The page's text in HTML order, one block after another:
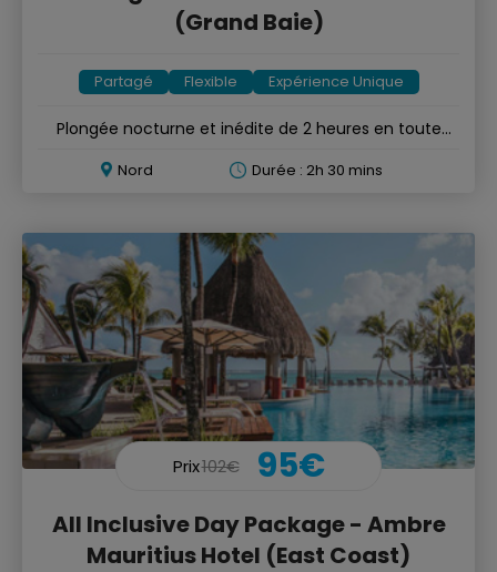
(Grand Baie)
Partagé Flexible Expérience Unique
Plongée nocturne et inédite de 2 heures en toute
Nord Durée : 2h 30 mins
Prix102€ 95€
All Inclusive Day Package - Ambre
Mauritius Hotel (East Coast)